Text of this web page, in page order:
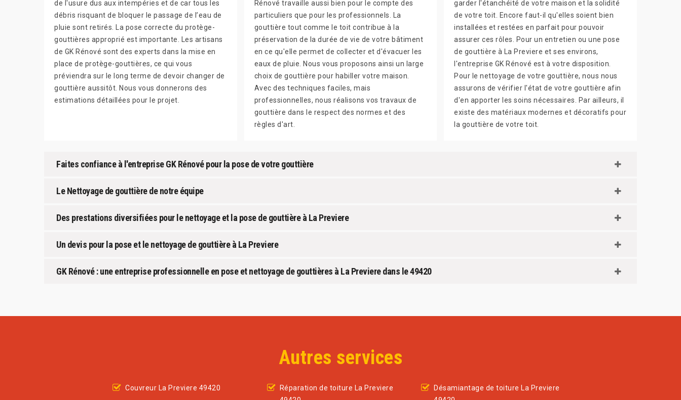
de l'usure dus aux intempéries et de car tous les
débris risquant de bloquer le passage de l’eau de
pluie sont retirés. La pose correcte du protège-
gouttières approprié est importante. Les artisans
de GK Rénové sont des experts dans la mise en
place de protège-gouttières, ce qui vous
préviendra sur le long terme de devoir changer de
gouttière aussitôt. Nous vous donnerons des
estimations détaillées pour le projet.
Rénové travaille aussi bien pour le compte des
particuliers que pour les professionnels. La
gouttière tout comme le toit contribue à la
préservation de la durée de vie de votre bâtiment
en ce qu'elle permet de collecter et d'évacuer les
eaux de pluie. Nous vous proposons ainsi un large
choix de gouttière pour habiller votre maison.
Avec des techniques faciles, mais
professionnelles, nous réalisons vos travaux de
gouttière dans le respect des normes et des
règles d'art.
garder l'étanchéité de votre maison et la solidité
de votre toit. Encore faut-il qu'elles soient bien
installées et restées en parfait pour pouvoir
assurer ces rôles. Pour un entretien ou une pose
de gouttière à La Previere et ses environs,
l'entreprise GK Rénové est à votre disposition.
Pour le nettoyage de votre gouttière, nous nous
assurons de vérifier l'état de votre gouttière afin
d'en apporter les soins nécessaires. Par ailleurs, il
existe des matériaux modernes et décoratifs pour
la gouttière de votre toit.
Faites confiance à l'entreprise GK Rénové pour la pose de votre gouttière
Le Nettoyage de gouttière de notre équipe
Des prestations diversifiées pour le nettoyage et la pose de gouttière à La Previere
Un devis pour la pose et le nettoyage de gouttière à La Previere
GK Rénové : une entreprise professionnelle en pose et nettoyage de gouttières à La Previere dans le 49420
Autres services
Couvreur La Previere 49420
Réparation de toiture La Previere
Désamiantage de toiture La Previere